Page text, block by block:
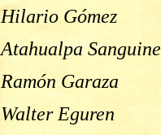
Hilario Gómez
Atahualpa
Ramón Garaza
Walter Eguren